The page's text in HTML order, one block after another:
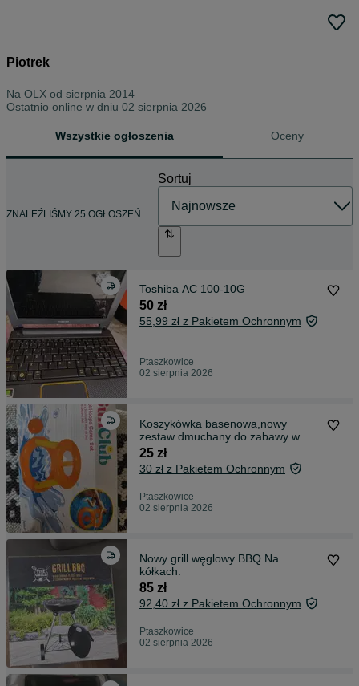
Piotrek
Na OLX od sierpnia 2014
Ostatnio online w dniu 02 sierpnia 2026
Wszystkie ogłoszenia Oceny
ZNALEŹLIŚMY 25 OGŁOSZEŃ
Sortuj
Toshiba AC 100-10G
50 zł
55,99 zł z Pakietem Ochronnym
Ptaszkowice
02 sierpnia 2026
Koszykówka basenowa,nowy
zestaw dmuchany do zabawy w
basenie Sun Club
25 zł
30 zł z Pakietem Ochronnym
Ptaszkowice
02 sierpnia 2026
Nowy grill węglowy BBQ.Na
kółkach.
85 zł
92,40 zł z Pakietem Ochronnym
Ptaszkowice
02 sierpnia 2026